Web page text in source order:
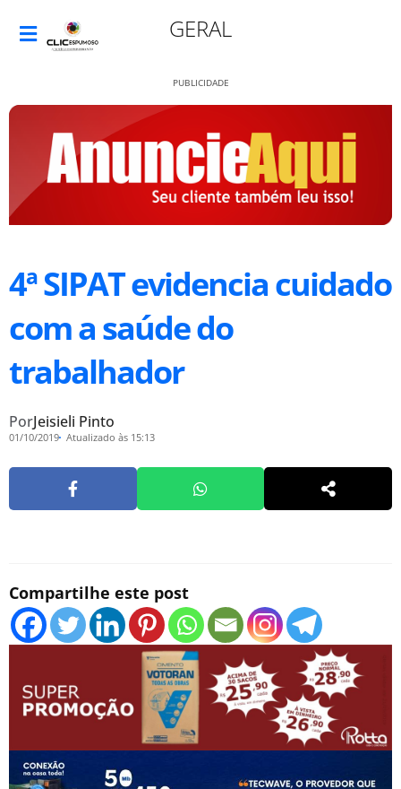
GERAL
PUBLICIDADE
4ª SIPAT evidencia cuidado
com a saúde do
trabalhador
PorJeisieli Pinto
01/10/2019 Atualizado às 15:13
Compartilhe este post